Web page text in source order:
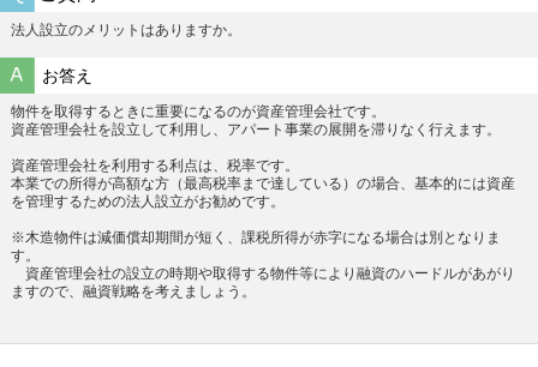
法人設立のメリットはありますか。
お答え
物件を取得するときに重要になるのが資産管理会社です。
資産管理会社を設立して利用し、アパート事業の展開を滞りなく行えます。
資産管理会社を利用する利点は、税率です。
本業での所得が高額な方（最高税率まで達している）の場合、基本的には資産
を管理するための法人設立がお勧めです。
※木造物件は減価償却期間が短く、課税所得が赤字になる場合は別となりま
す。
資産管理会社の設立の時期や取得する物件等により融資のハードルがあがり
ますので、融資戦略を考えましょう。